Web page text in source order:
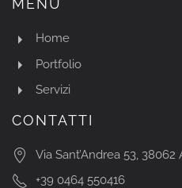
MENU
Home
Portfolio
Servizi
CONTATTI
Via Sant’Andrea 53, 38062
+39 0464 550416